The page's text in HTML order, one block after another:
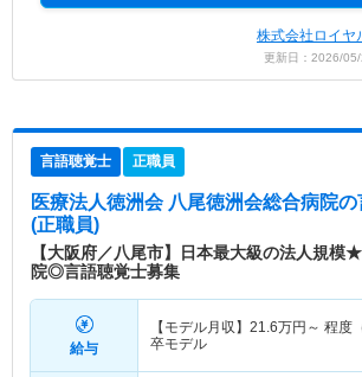
株式会社ロイヤ
更新日：2026/
言語聴覚士 正職員
医療法人徳洲会 八尾徳洲会総合病院の
(正職員)
【大阪府／八尾市】日本最大級の法人規模
院◎言語聴覚士募集
給与
【モデル月収】 21.6万円～ 程度
卒モデル